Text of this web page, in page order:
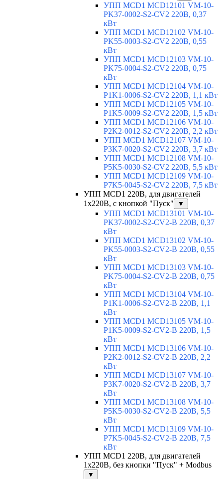
УПП MCD1 MCD12101 VM-10-
PK37-0002-S2-CV2 220В, 0,37
кВт
УПП MCD1 MCD12102 VM-10-
PK55-0003-S2-CV2 220В, 0,55
кВт
УПП MCD1 MCD12103 VM-10-
PK75-0004-S2-CV2 220В, 0,75
кВт
УПП MCD1 MCD12104 VM-10-
P1K1-0006-S2-CV2 220В, 1,1 кВт
УПП MCD1 MCD12105 VM-10-
P1K5-0009-S2-CV2 220В, 1,5 кВт
УПП MCD1 MCD12106 VM-10-
P2K2-0012-S2-CV2 220В, 2,2 кВт
УПП MCD1 MCD12107 VM-10-
P3K7-0020-S2-CV2 220В, 3,7 кВт
УПП MCD1 MCD12108 VM-10-
P5K5-0030-S2-CV2 220В, 5,5 кВт
УПП MCD1 MCD12109 VM-10-
P7K5-0045-S2-CV2 220В, 7,5 кВт
УПП MCD1 220В, для двигателей
1х220В, с кнопкой "Пуск"
▼
УПП MCD1 MCD13101 VM-10-
PK37-0002-S2-CV2-B 220В, 0,37
кВт
УПП MCD1 MCD13102 VM-10-
PK55-0003-S2-CV2-B 220В, 0,55
кВт
УПП MCD1 MCD13103 VM-10-
PK75-0004-S2-CV2-B 220В, 0,75
кВт
УПП MCD1 MCD13104 VM-10-
P1K1-0006-S2-CV2-B 220В, 1,1
кВт
УПП MCD1 MCD13105 VM-10-
P1K5-0009-S2-CV2-B 220В, 1,5
кВт
УПП MCD1 MCD13106 VM-10-
P2K2-0012-S2-CV2-B 220В, 2,2
кВт
УПП MCD1 MCD13107 VM-10-
P3K7-0020-S2-CV2-B 220В, 3,7
кВт
УПП MCD1 MCD13108 VM-10-
P5K5-0030-S2-CV2-B 220В, 5,5
кВт
УПП MCD1 MCD13109 VM-10-
P7K5-0045-S2-CV2-B 220В, 7,5
кВт
УПП MCD1 220В, для двигателей
1х220В, без кнопки "Пуск" + Modbus
▼